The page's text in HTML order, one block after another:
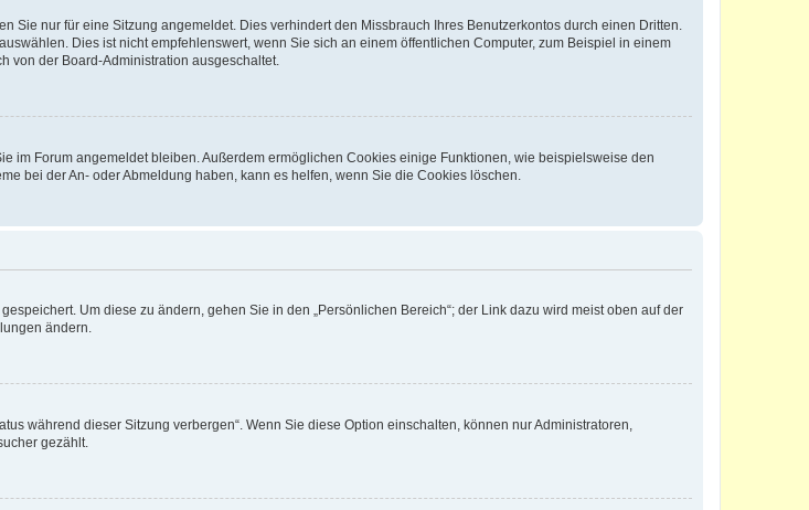
Sie nur für eine Sitzung angemeldet. Dies verhindert den Missbrauch Ihres Benutzerkontos durch einen Dritten.
Dies ist nicht empfehlenswert, wenn Sie sich an einem öffentlichen Computer, zum Beispiel in einem
von der Board-Administration ausgeschaltet.
im Forum angemeldet bleiben. Außerdem ermöglichen Cookies einige Funktionen, wie beispielsweise den
bei der An- oder Abmeldung haben, kann es helfen, wenn Sie die Cookies löschen.
Um diese zu ändern, gehen Sie in den „Persönlichen Bereich“; der Link dazu wird meist oben auf der
ändern.
während dieser Sitzung verbergen“. Wenn Sie diese Option einschalten, können nur Administratoren,
gezählt.